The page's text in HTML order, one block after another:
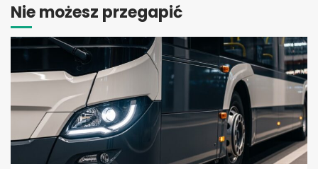
Nie możesz przegapić